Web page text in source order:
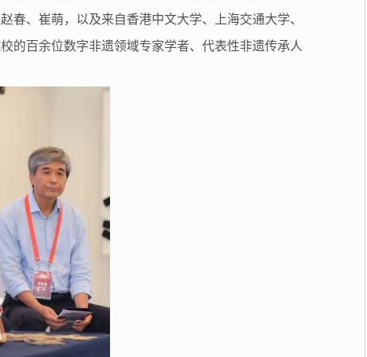
春、崔萌，以及来自香港中文大学、上海交通大学、
的百余位数字非遗领域专家学者、代表性非遗传承人